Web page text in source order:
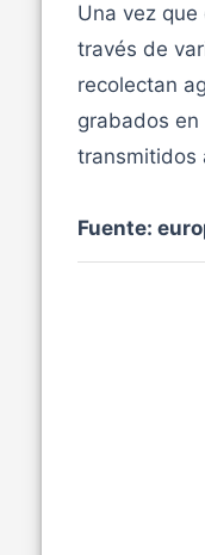
Una vez
través de
recolectan
grabados
transmitidos
Fuente: